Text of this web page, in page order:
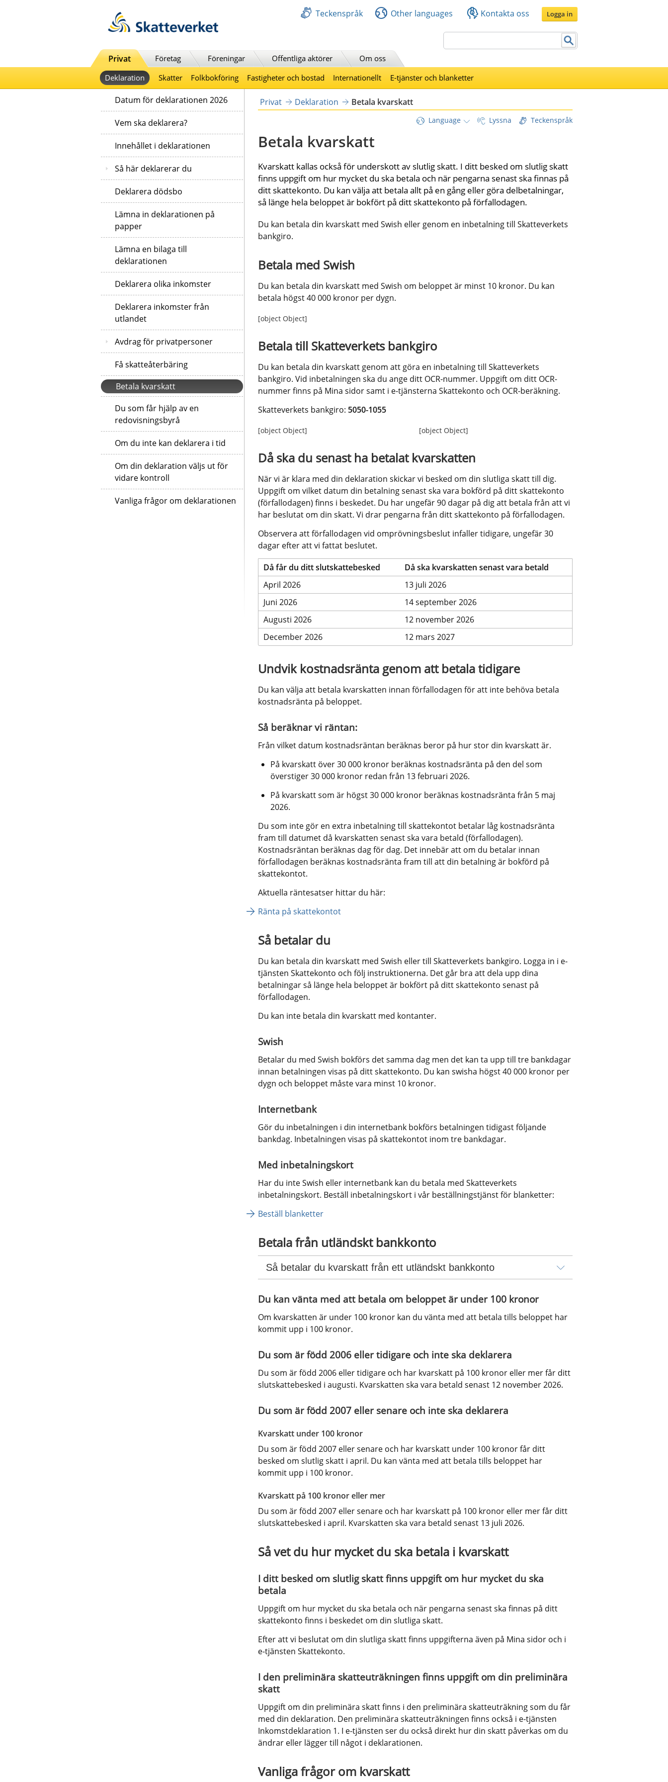
Teckenspråk Other languages Kontakta oss Logga in
Privat Företag Föreningar Offentliga aktörer
Om oss
Deklaration
Skatter Folkbokföring Fastigheter och bostad Internationellt E-tjänster och blanketter
Datum för deklarationen 2026
Vem ska deklarera?
Innehållet i deklarationen
Så här deklarerar du
Deklarera dödsbo
Lämna in deklarationen på
papper
Lämna en bilaga till
deklarationen
Deklarera olika inkomster
Deklarera inkomster från
utlandet
Avdrag för privatpersoner
Få skatteåterbäring
Betala kvarskatt
Du som får hjälp av en
redovisningsbyrå
Om du inte kan deklarera i tid
Om din deklaration väljs ut för
vidare kontroll
Vanliga frågor om deklarationen
Privat Deklaration Betala kvarskatt
Language Lyssna Teckenspråk
Betala kvarskatt
Kvarskatt kallas också för underskott av slutlig skatt. I ditt besked om slutlig skatt
finns uppgift om hur mycket du ska betala och när pengarna senast ska finnas på
ditt skattekonto. Du kan välja att betala allt på en gång eller göra delbetalningar,
så länge hela beloppet är bokfört på ditt skattekonto på förfallodagen.
Du kan betala din kvarskatt med Swish eller genom en inbetalning till Skatteverkets
bankgiro.
Betala med Swish
Du kan betala din kvarskatt med Swish om beloppet är minst 10 kronor. Du kan
betala högst 40 000 kronor per dygn.
[object Object]
Betala till Skatteverkets bankgiro
Du kan betala din kvarskatt genom att göra en inbetalning till Skatteverkets
bankgiro. Vid inbetalningen ska du ange ditt OCR-nummer. Uppgift om ditt OCR-
nummer finns på Mina sidor samt i e-tjänsterna Skattekonto och OCR-beräkning.
Skatteverkets bankgiro: 5050-1055
[object Object] [object Object]
Då ska du senast ha betalat kvarskatten
När vi är klara med din deklaration skickar vi besked om din slutliga skatt till dig.
Uppgift om vilket datum din betalning senast ska vara bokförd på ditt skattekonto
(förfallodagen) finns i beskedet. Du har ungefär 90 dagar på dig att betala från att vi
har beslutat om din skatt. Vi drar pengarna från ditt skattekonto på förfallodagen.
Observera att förfallodagen vid omprövningsbeslut infaller tidigare, ungefär 30
dagar efter att vi fattat beslutet.
Då får du ditt slutskattebesked
Då ska kvarskatten senast vara betald
April 2026
13 juli 2026
Juni 2026
14 september 2026
Augusti 2026
12 november 2026
December 2026
12 mars 2027
Undvik kostnadsränta genom att betala tidigare
Du kan välja att betala kvarskatten innan förfallodagen för att inte behöva betala
kostnadsränta på beloppet.
Så beräknar vi räntan:
Från vilket datum kostnadsräntan beräknas beror på hur stor din kvarskatt är.
På kvarskatt över 30 000 kronor beräknas kostnadsränta på den del som
överstiger 30 000 kronor redan från 13 februari 2026.
På kvarskatt som är högst 30 000 kronor beräknas kostnadsränta från 5 maj
2026.
Du som inte gör en extra inbetalning till skattekontot betalar låg kostnadsränta
fram till datumet då kvarskatten senast ska vara betald (förfallodagen).
Kostnadsräntan beräknas dag för dag. Det innebär att om du betalar innan
förfallodagen beräknas kostnadsränta fram till att din betalning är bokförd på
skattekontot.
Aktuella räntesatser hittar du här:
Ränta på skattekontot
Så betalar du
Du kan betala din kvarskatt med Swish eller till Skatteverkets bankgiro. Logga in i e-
tjänsten Skattekonto och följ instruktionerna. Det går bra att dela upp dina
betalningar så länge hela beloppet är bokfört på ditt skattekonto senast på
förfallodagen.
Du kan inte betala din kvarskatt med kontanter.
Swish
Betalar du med Swish bokförs det samma dag men det kan ta upp till tre bankdagar
innan betalningen visas på ditt skattekonto. Du kan swisha högst 40 000 kronor per
dygn och beloppet måste vara minst 10 kronor.
Internetbank
Gör du inbetalningen i din internetbank bokförs betalningen tidigast följande
bankdag. Inbetalningen visas på skattekontot inom tre bankdagar.
Med inbetalningskort
Har du inte Swish eller internetbank kan du betala med Skatteverkets
inbetalningskort. Beställ inbetalningskort i vår beställningstjänst för blanketter:
Beställ blanketter
Betala från utländskt bankkonto
Så betalar du kvarskatt från ett utländskt bankkonto
Du kan vänta med att betala om beloppet är under 100 kronor
Om kvarskatten är under 100 kronor kan du vänta med att betala tills beloppet har
kommit upp i 100 kronor.
Du som är född 2006 eller tidigare och inte ska deklarera
Du som är född 2006 eller tidigare och har kvarskatt på 100 kronor eller mer får ditt
slutskattebesked i augusti. Kvarskatten ska vara betald senast 12 november 2026.
Du som är född 2007 eller senare och inte ska deklarera
Kvarskatt under 100 kronor
Du som är född 2007 eller senare och har kvarskatt under 100 kronor får ditt
besked om slutlig skatt i april. Du kan vänta med att betala tills beloppet har
kommit upp i 100 kronor.
Kvarskatt på 100 kronor eller mer
Du som är född 2007 eller senare och har kvarskatt på 100 kronor eller mer får ditt
slutskattebesked i april. Kvarskatten ska vara betald senast 13 juli 2026.
Så vet du hur mycket du ska betala i kvarskatt
I ditt besked om slutlig skatt finns uppgift om hur mycket du ska
betala
Uppgift om hur mycket du ska betala och när pengarna senast ska finnas på ditt
skattekonto finns i beskedet om din slutliga skatt.
Efter att vi beslutat om din slutliga skatt finns uppgifterna även på Mina sidor och i
e-tjänsten Skattekonto.
I den preliminära skatteuträkningen finns uppgift om din preliminära
skatt
Uppgift om din preliminära skatt finns i den preliminära skatteuträkning som du får
med din deklaration. Den preliminära skatteuträkningen finns också i e-tjänsten
Inkomstdeklaration 1. I e-tjänsten ser du också direkt hur din skatt påverkas om du
ändrar eller lägger till något i deklarationen.
Vanliga frågor om kvarskatt